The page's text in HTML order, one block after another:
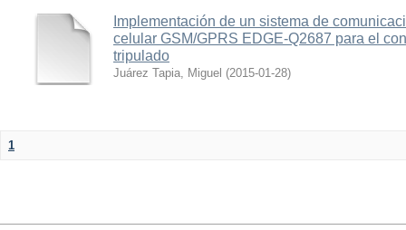
Implementación de un sistema de
celular GSM/GPRS EDGE-Q2687 para el
tripulado
Juárez Tapia, Miguel (2015-01-28)
1